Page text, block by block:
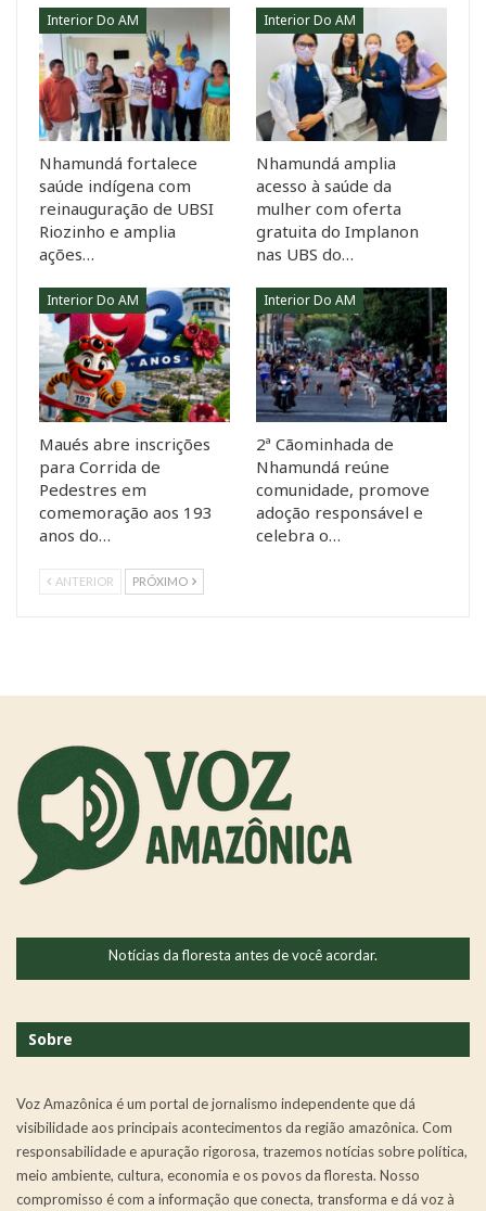
Interior Do AM
Nhamundá fortalece
saúde indígena com
reinauguração de UBSI
Riozinho e amplia
ações…
Interior Do AM
Nhamundá amplia
acesso à saúde da
mulher com oferta
gratuita do Implanon
nas UBS do…
Interior Do AM
Maués abre inscrições
para Corrida de
Pedestres em
comemoração aos 193
anos do…
Interior Do AM
2ª Cãominhada de
Nhamundá reúne
comunidade, promove
adoção responsável e
celebra o…
ANTERIOR PRÓXIMO
Notícias da floresta antes de você acordar.
Sobre
Voz Amazônica é um portal de jornalismo independente que dá
visibilidade aos principais acontecimentos da região amazônica. Com
responsabilidade e apuração rigorosa, trazemos notícias sobre política,
meio ambiente, cultura, economia e os povos da floresta. Nosso
compromisso é com a informação que conecta, transforma e dá voz à